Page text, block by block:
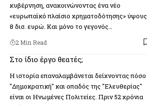
κυβέρνηση, ανακοινώνοντας ένα νέο
«ευρωπαϊκό πλαίσιο χρηματοδότησης» ύψους
8 δισ. ευρώ. Και μόνο το γεγονός…
2 Min Read
Στο ίδιο έργο θεατές;
Η ιστορία επαναλαμβάνεται δείχνοντας πόσο
''Δημοκρατική'' και οπαδός της ''Ελευθερίας''
είναι οι Ηνωμένες Πολιτείες. Πριν 52 χρόνια